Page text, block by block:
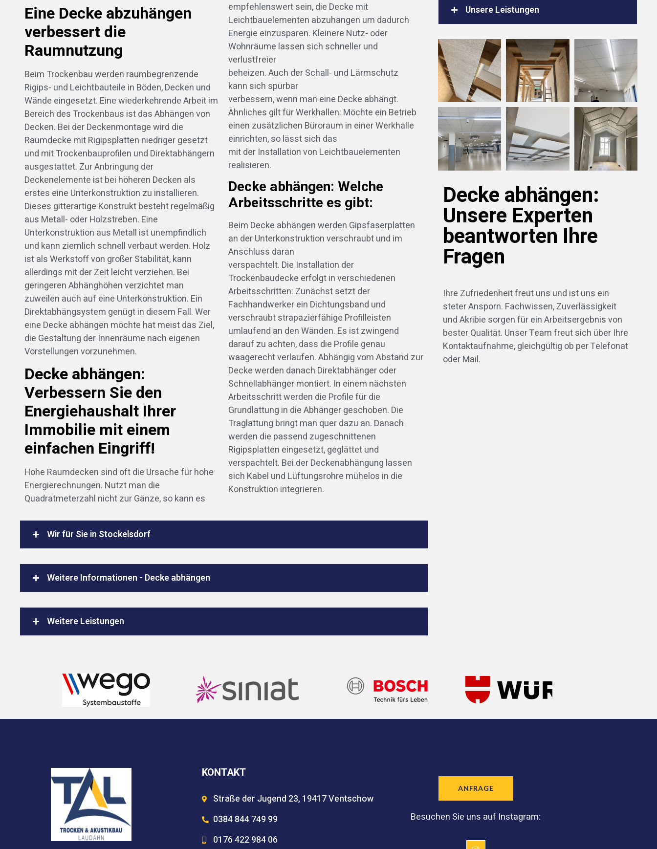
Eine Decke abzuhängen
verbessert die
Raumnutzung
Beim Trockenbau werden raumbegrenzende
Rigips- und Leichtbauteile in Böden, Decken und
Wände eingesetzt. Eine wiederkehrende Arbeit im
Bereich des Trockenbaus ist das Abhängen von
Decken. Bei der Deckenmontage wird die
Raumdecke mit Rigipsplatten niedriger gesetzt
und mit Trockenbauprofilen und Direktabhängern
ausgestattet. Zur Anbringung der
Deckenelemente ist bei höheren Decken als
erstes eine Unterkonstruktion zu installieren.
Dieses gitterartige Konstrukt besteht regelmäßig
aus Metall- oder Holzstreben. Eine
Unterkonstruktion aus Metall ist unempfindlich
und kann ziemlich schnell verbaut werden. Holz
ist als Werkstoff von großer Stabilität, kann
allerdings mit der Zeit leicht verziehen. Bei
geringeren Abhänghöhen verzichtet man
zuweilen auch auf eine Unterkonstruktion. Ein
Direktabhängsystem genügt in diesem Fall. Wer
eine Decke abhängen möchte hat meist das Ziel,
die Gestaltung der Innenräume nach eigenen
Vorstellungen vorzunehmen.
Decke abhängen:
Verbessern Sie den
Energiehaushalt Ihrer
Immobilie mit einem
einfachen Eingriff!
Hohe Raumdecken sind oft die Ursache für hohe
Energierechnungen. Nutzt man die
Quadratmeterzahl nicht zur Gänze, so kann es
empfehlenswert sein, die Decke mit
Leichtbauelementen abzuhängen um dadurch
Energie einzusparen. Kleinere Nutz- oder
Wohnräume lassen sich schneller und
verlustfreier
beheizen. Auch der Schall- und Lärmschutz
kann sich spürbar
verbessern, wenn man eine Decke abhängt.
Ähnliches gilt für Werkhallen: Möchte ein Betrieb
einen zusätzlichen Büroraum in einer Werkhalle
einrichten, so lässt sich das
mit der Installation von Leichtbauelementen
realisieren.
Decke abhängen: Welche
Arbeitsschritte es gibt:
Beim Decke abhängen werden Gipsfaserplatten
an der Unterkonstruktion verschraubt und im
Anschluss daran
verspachtelt. Die Installation der
Trockenbaudecke erfolgt in verschiedenen
Arbeitsschritten: Zunächst setzt der
Fachhandwerker ein Dichtungsband und
verschraubt strapazierfähige Profilleisten
umlaufend an den Wänden. Es ist zwingend
darauf zu achten, dass die Profile genau
waagerecht verlaufen. Abhängig vom Abstand zur
Decke werden danach Direktabhänger oder
Schnellabhänger montiert. In einem nächsten
Arbeitsschritt werden die Profile für die
Grundlattung in die Abhänger geschoben. Die
Traglattung bringt man quer dazu an. Danach
werden die passend zugeschnittenen
Rigipsplatten eingesetzt, geglättet und
verspachtelt. Bei der Deckenabhängung lassen
sich Kabel und Lüftungsrohre mühelos in die
Konstruktion integrieren.
Wir für Sie in Stockelsdorf
Weitere Informationen - Decke abhängen
Weitere Leistungen
Unsere Leistungen
Decke abhängen:
Unsere Experten
beantworten Ihre
Fragen
Ihre Zufriedenheit freut uns und ist uns ein
steter Ansporn. Fachwissen, Zuverlässigkeit
und Akribie sorgen für ein Arbeitsergebnis von
bester Qualität. Unser Team freut sich über Ihre
Kontaktaufnahme, gleichgültig ob per Telefonat
oder Mail.
KONTAKT
Straße der Jugend 23, 19417 Ventschow
0384 844 749 99
0176 422 984 06
ANFRAGE
Besuchen Sie uns auf Instagram: